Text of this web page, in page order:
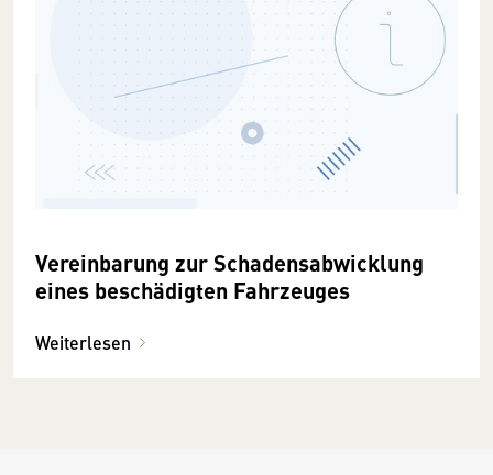
Vereinbarung zur Schadensabwicklung
eines beschädigten Fahrzeuges
Weiterlesen